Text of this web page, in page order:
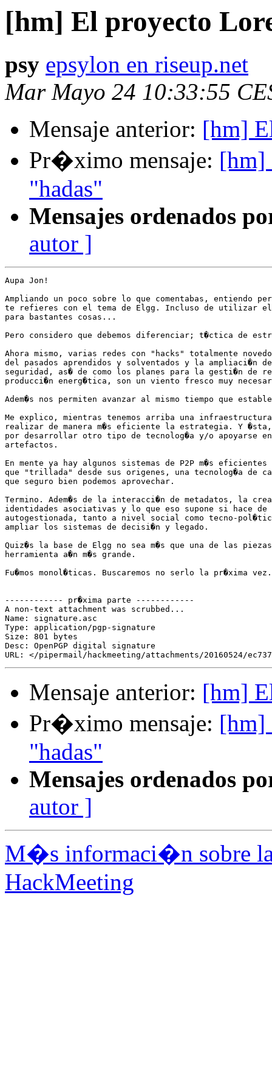
[hm] El proyecto
psy epsylon en riseup.net
Mar Mayo 24 10:33:55
Mensaje anterior: [hm]
Pr�ximo mensaje: [hm]
"hadas"
Mensajes ordenados
autor ]
Aupa Jon!
Ampliando un poco sobre lo que comentabas, entiendo
te refieres con el tema de Elgg. Incluso de utilizar el
para bastantes cosas...
Pero considero que debemos diferenciar; t�ctica de
Ahora mismo, varias redes con "hacks" totalmente
del pasados aprendidos y solventados y la ampliaci�n
seguridad, as� de como los planes para la gesti�n de
producci�n energ�tica, son un viento fresco muy
Adem�s nos permiten avanzar al mismo tiempo que
Me explico, mientras tenemos arriba una infraestructura,
realizar de manera m�s eficiente la estrategia. Y
por desarrollar otro tipo de tecnolog�a y/o apoyarse
artefactos.
En mente ya hay algunos sistemas de P2P m�s eficientes
que "trillada" desde sus origenes, una tecnolog�a de
que seguro bien podemos aprovechar.
Termino. Adem�s de la interacci�n de metadatos, la
identidades asociativas y lo que eso supone si hace de
autogestionada, tanto a nivel social como tecno-
ampliar los sistemas de decisi�n y legado.
Quiz�s la base de Elgg no sea m�s que una de las
herramienta a�n m�s grande.
Fu�mos monol�ticas. Buscaremos no serlo la pr�xima
------------ pr�xima parte ------------
A non-text attachment was scrubbed...
Name: signature.asc
Type: application/pgp-signature
Size: 801 bytes
Desc: OpenPGP digital signature
Mensaje anterior: [hm]
Pr�ximo mensaje: [hm]
"hadas"
Mensajes ordenados
autor ]
M�s informaci�n sobre
HackMeeting